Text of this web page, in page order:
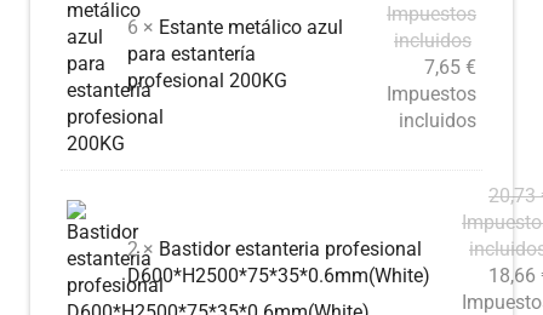
6 × Estante metálico azul
para estantería
profesional 200KG
Impuestos
incluidos
7,65 €
Impuestos
incluidos
2 × Bastidor estanteria profesional
D600*H2500*75*35*0.6mm(White)
20,73
18,66